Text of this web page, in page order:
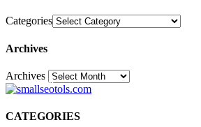
Categories
Archives
Archives30
CATEGORIES